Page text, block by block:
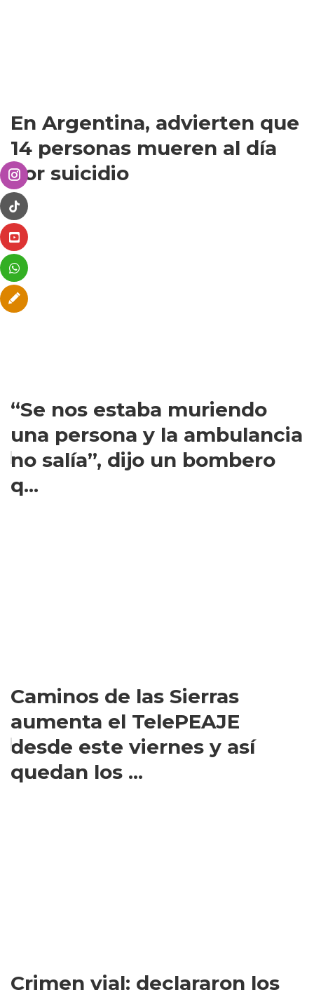
En Argentina, advierten que
14 personas mueren al día
por suicidio
“Se nos estaba muriendo
una persona y la ambulancia
no salía”, dijo un bombero
q...
Caminos de las Sierras
aumenta el TelePEAJE
desde este viernes y así
quedan los ...
Crimen vial: declararon los